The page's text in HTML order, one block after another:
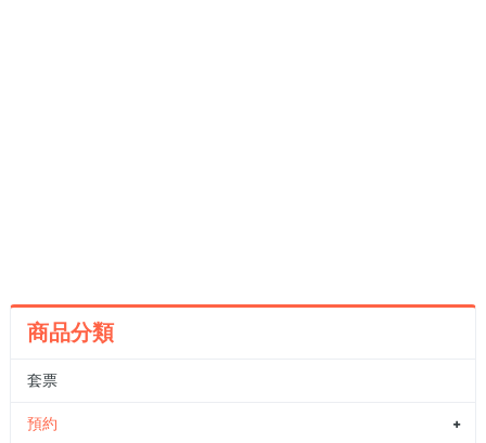
商品分類
套票
預約